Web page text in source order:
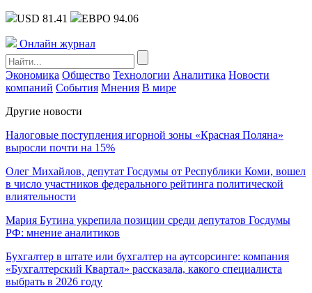
USD 81.41 ЕВРО 94.06
Онлайн журнал
Экономика Общество Технологии Аналитика Новости
компаний События Мнения В мире
Другие новости
Налоговые поступления игорной зоны «Красная Поляна»
выросли почти на 15%
Олег Михайлов, депутат Госдумы от Республики Коми, вошел
в число участников федерального рейтинга политической
влиятельности
Мария Бутина укрепила позиции среди депутатов Госдумы
РФ: мнение аналитиков
Бухгалтер в штате или бухгалтер на аутсорсинге: компания
«Бухгалтерский Квартал» рассказала, какого специалиста
выбрать в 2026 году